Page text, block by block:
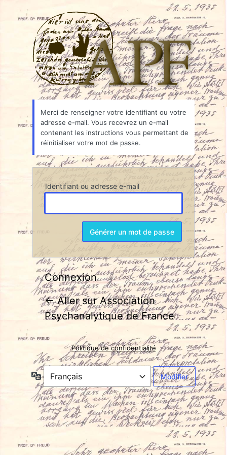
passe
oublié
Merci de renseigner votre identifiant ou votre
adresse e-mail. Vous recevrez un e-mail
contenant les instructions vous permettant de
réinitialiser votre mot de passe.
Identifiant ou adresse e-mail
Connexion
← Aller sur Association
Psychanalytique de France
Politique de confidentialité
Langue